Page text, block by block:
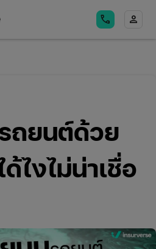
call person
ถยนต์ด้วย
ไงไม่น่าเชื่อ